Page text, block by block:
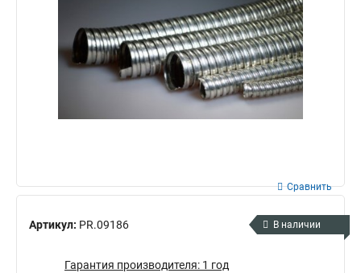
Артикул: PR.09186
Сравнить
В наличии
Гарантия производителя: 1 год